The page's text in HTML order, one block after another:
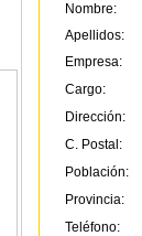
Nombre:
Apellidos:
Empresa:
Cargo:
Dirección:
C. Postal:
Población:
Provincia:
Teléfono: